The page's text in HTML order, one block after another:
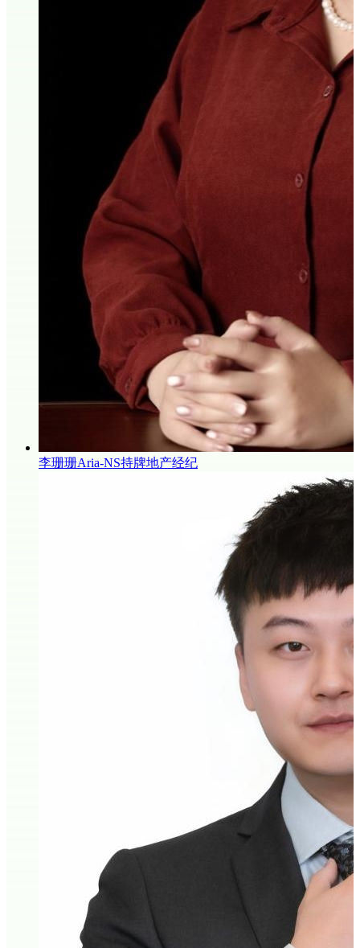
李珊珊Aria-NS持牌地产经纪